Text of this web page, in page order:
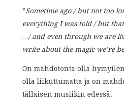
”Sometime ago / but not too
everything I was told / but
…/ and even through we are
write about the magic we’re
On mahdotonta olla
olla liikuttumatta ja on
tällaisen musiikin edessä.